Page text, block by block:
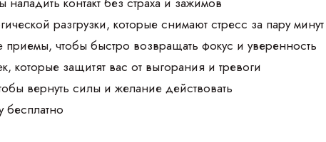
разгрузки, которые снимают стресс за пару минут
приемы, чтобы быстро возвращать фокус и уверенность
которые защитят вас от выгорания и тревоги
вернуть силы и желание действовать
бесплатно